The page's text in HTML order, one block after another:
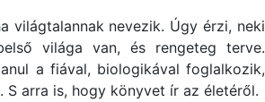
világtalannak nevezik. Úgy érzi, neki
világa van, és rengeteg terve.
a fiával, biologikával foglalkozik,
S arra is, hogy könyvet ír az életéről.